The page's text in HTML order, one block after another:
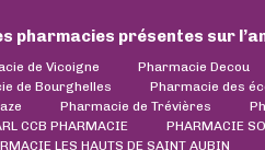
pharmacies présentes sur
de Vicoigne Pharmacie Decou
de Bourghelles Pharmacie des
Pharmacie de Trévières
CCB PHARMACIE PHARMACIE
LES HAUTS DE SAINT AUBIN